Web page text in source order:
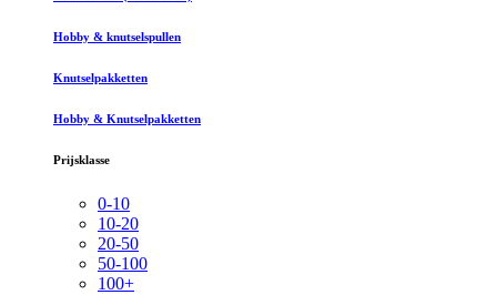
Hobby & knutselspullen
Knutselpakketten
Hobby & Knutselpakketten
Prijsklasse
0-10
10-20
20-50
50-100
100+